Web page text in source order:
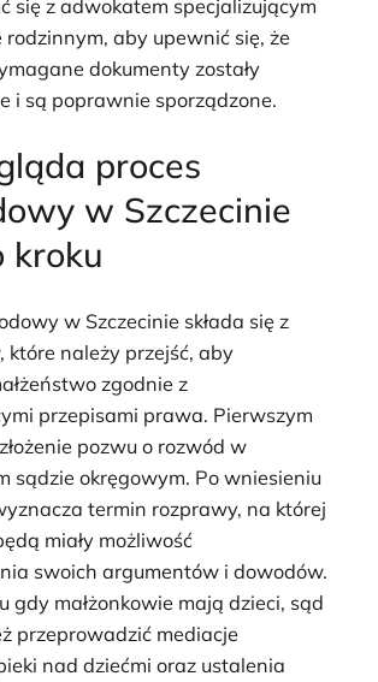
się z adwokatem specjalizującym
aby upewnić się, że
dokumenty zostały
i są poprawnie sporządzone.
proces
w Szczecinie
kroku
w Szczecinie składa się z
które należy przejść, aby
zgodnie z
przepisami prawa. Pierwszym
pozwu o rozwód w
sądzie okręgowym. Po wniesieniu
termin rozprawy, na której
miały możliwość
swoich argumentów i dowodów.
gdy małżonkowie mają dzieci, sąd
przeprowadzić mediacje
nad dziećmi oraz ustalenia